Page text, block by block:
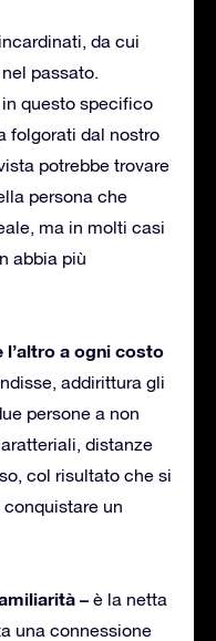
da cui
passato.
questo specifico
folgorati dal nostro
potrebbe trovare
persona che
ma in molti casi
abbia più
l’altro a ogni costo
addirittura gli
persone a non
distanze
col risultato che si
un
– è la netta
una connessione